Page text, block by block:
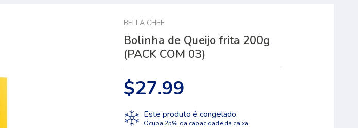
BELLA CHEF
Bolinha de Queijo frita 200g
(PACK COM 03)
$27.99
Este produto é congelado.
Ocupa 25% da capacidade da caixa.